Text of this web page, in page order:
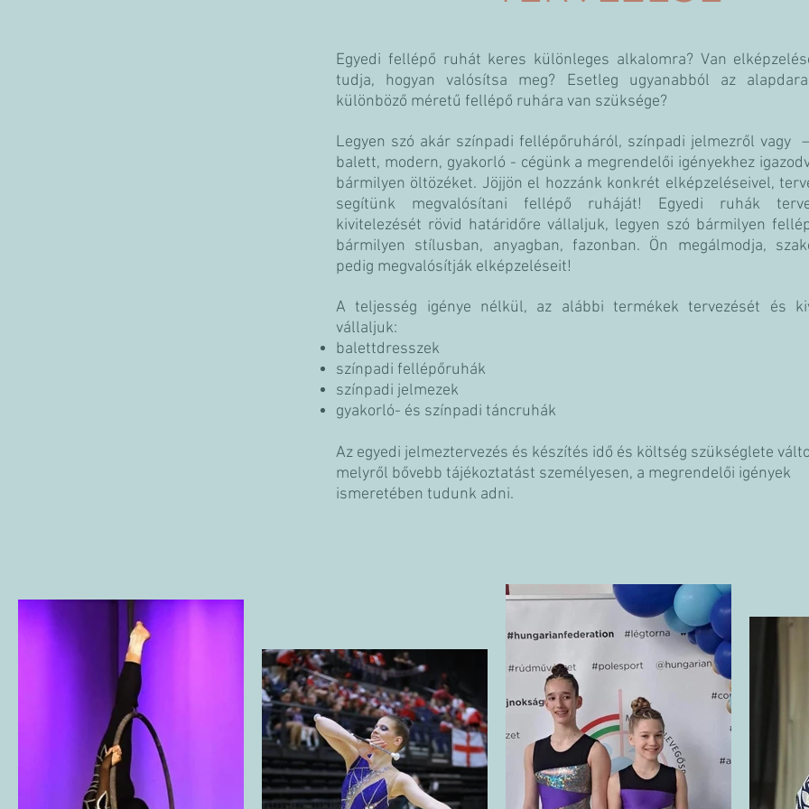
Egyedi fellépő ruhát keres különleges alkalomra? Van
tudja, hogyan valósítsa meg? Esetleg ugyanabból az
különböző méretű fellépő ruhára van szüksége?
Legyen szó akár színpadi fellépőruháról, színpadi jelmezről vagy
balett, modern, gyakorló - cégünk a megrendelői igényekhez
bármilyen öltözéket. Jöjjön el hozzánk konkrét elképzeléseivel,
segítünk megvalósítani fellépő ruháját! Egyedi ruhák
kivitelezését rövid határidőre vállaljuk, legyen szó bármilyen
bármilyen stílusban, anyagban, fazonban. Ön megálmodja,
pedig megvalósítják elképzeléseit!
A teljesség igénye nélkül, az alábbi termékek tervezését és
vállaljuk:
balettdresszek
színpadi fellépőruhák
színpadi jelmezek
gyakorló- és színpadi táncruhák
Az egyedi jelmeztervezés és készítés idő és költség szükséglete
melyről bővebb tájékoztatást személyesen, a megrendelői igények
ismeretében tudunk adni.